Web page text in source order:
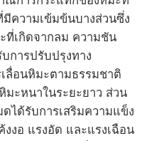
ความเข้มข้นบางส่วนซึ่ง
ที่เกิดจากลม ความชัน
การปรับปรุงทาง
เลื่อนหิมะตามธรรมชาติ
มะหนาในระยะยาว ส่วน
ได้รับการเสริมความแข็ง
งงอ แรงอัด และแรงเฉือน